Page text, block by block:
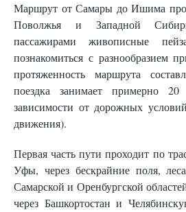
Маршрут от Самары до Ишима
Поволжья и Западной
пассажирами живописные
познакомиться с разнообразием
протяженность маршрута
поездка занимает примерно
зависимости от дорожных
движения).
Первая часть пути проходит по
Уфы, через бескрайние поля,
Самарской и Оренбургской
через Башкортостан и